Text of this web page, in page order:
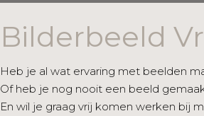
Bilderbeeld
Heb je al wat ervaring met beelden
Of heb je nog nooit een beeld
En wil je graag vrij komen werken bij